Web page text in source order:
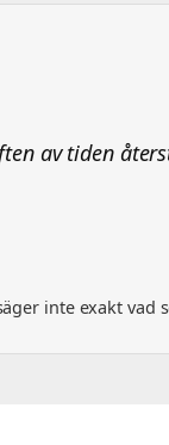
av tiden
inte exakt